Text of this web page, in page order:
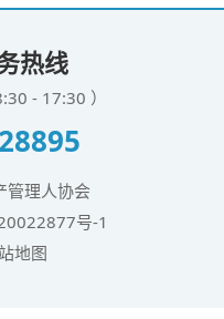
热线
- 17:30 ）
理人协会
号-1
地图